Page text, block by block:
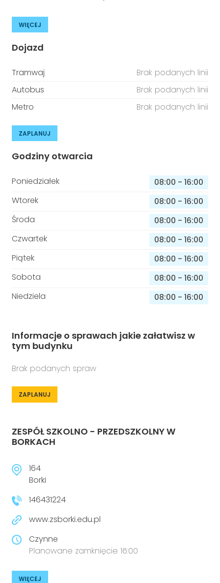
WIĘCEJ
Dojazd
Tramwaj
Brak podanych linii
Autobus
Brak podanych linii
Metro
Brak podanych linii
ZAPLANUJ
Godziny otwarcia
Poniedziałek 08:00 - 16:00
Wtorek
08:00 - 16:00
Środa
08:00 - 16:00
Czwartek
08:00 - 16:00
Piątek
08:00 - 16:00
Sobota
08:00 - 16:00
Niedziela
08:00 - 16:00
Informacje o sprawach jakie załatwisz w
tym budynku
Brak podanych spraw
ZAPLANUJ
ZESPÓŁ SZKOLNO - PRZEDSZKOLNY W
BORKACH
164
Borki
146431224
www.zsborki.edu.pl
Czynne
Planowane zamknięcie 16:00
WIĘCEJ